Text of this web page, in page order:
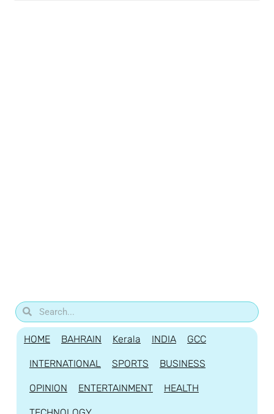
HOME BAHRAIN Kerala INDIA GCC
INTERNATIONAL SPORTS BUSINESS
OPINION ENTERTAINMENT HEALTH